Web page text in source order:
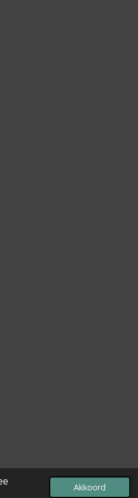
Akkoord